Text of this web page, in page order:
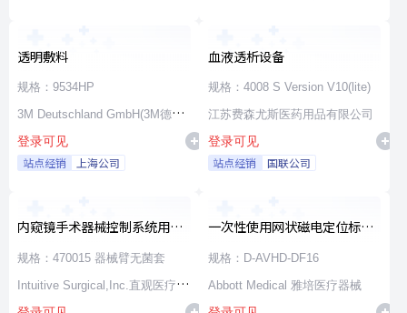
透明敷料
规格：9534HP
3M Deutschland GmbH(3M德国
公司)
登录可见
站点经销 上海公司
血液透析设备
规格：4008 S Version V10(lite)
江苏费森尤斯医药用品有限公司
登录可见
站点经销 国联公司
内窥镜手术器械控制系统用无
源器械和附件
规格：470015 器械臂无菌套
Intuitive Surgical,Inc.直观医疗公
一次性使用网状磁电定位标测
导管
规格：D-AVHD-DF16
Abbott Medical 雅培医疗器械